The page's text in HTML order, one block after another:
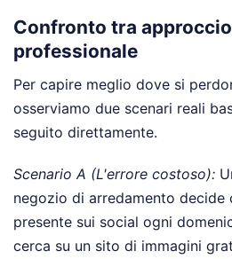
Confronto tra
professionale
Per capire meglio dove si
osserviamo due scenari reali
seguito direttamente.
Scenario A (L'errore costoso):
negozio di arredamento decide
presente sui social ogni
cerca su un sito di immagini